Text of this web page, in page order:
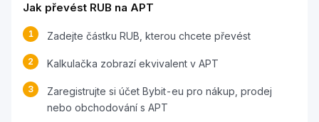
Jak převést RUB na APT
1 Zadejte částku RUB, kterou chcete převést
2 Kalkulačka zobrazí ekvivalent v APT
3
Zaregistrujte si účet Bybit-eu pro nákup, prodej
nebo obchodování s APT